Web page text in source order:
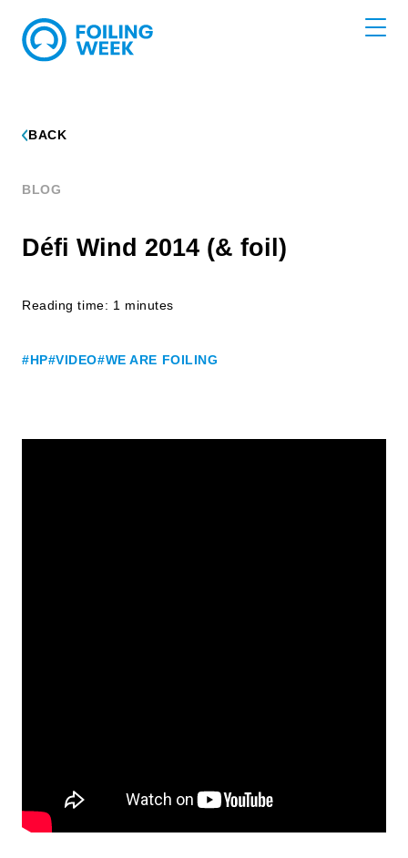
BACK
BLOG
Défi Wind 2014 (& foil)
Reading time: 1 minutes
#HP#VIDEO#WE ARE FOILING